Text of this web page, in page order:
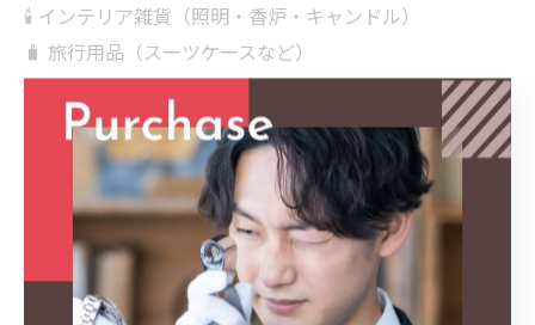
🕯 インテリア雑貨（照明・香炉・キャンドル）
🧳 旅行用品（スーツケースなど）
📦 まとめ売り（遺品整理・引っ越し品など）
＼どんなジャンルでもお気軽にご相談ください😊✨／
買取マクサス三重四日市店が丁寧にご対応します！
———————